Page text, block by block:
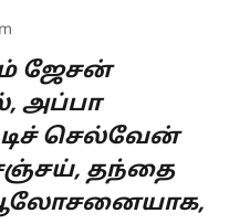
ஜேசன்
அப்பா
செல்வேன்
தந்தை
ஆலோசனையாக,